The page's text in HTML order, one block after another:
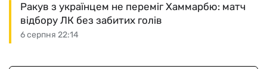
6 серпня 22:14
Ракув з українцем не переміг Хаммарбю: матч
відбору ЛК без забитих голів